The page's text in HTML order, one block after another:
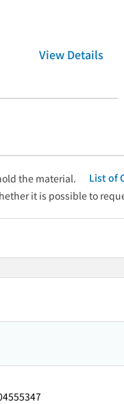
View Details
the material.
List of
it is possible to